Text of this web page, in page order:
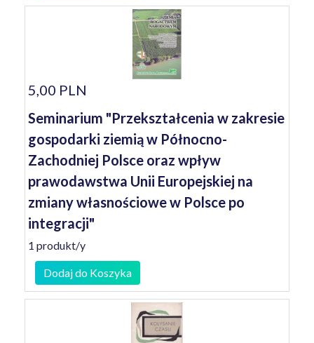
5,00 PLN
Seminarium "Przekształcenia w zakresie
gospodarki ziemią w Północno-
Zachodniej Polsce oraz wpływ
prawodawstwa Unii Europejskiej na
zmiany własnościowe w Polsce po
integracji"
1 produkt/y
Dodaj do Koszyka